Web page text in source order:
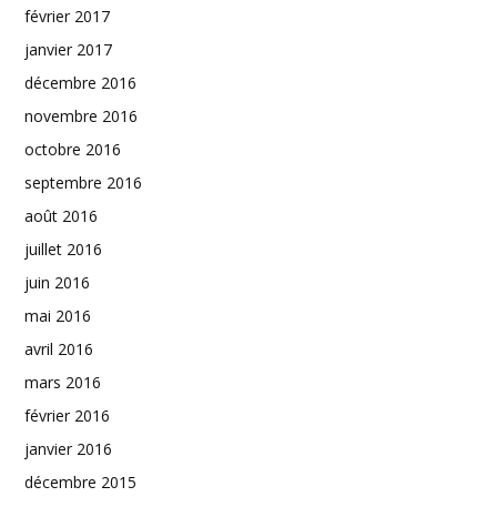
février 2017
janvier 2017
décembre 2016
novembre 2016
octobre 2016
septembre 2016
août 2016
juillet 2016
juin 2016
mai 2016
avril 2016
mars 2016
février 2016
janvier 2016
décembre 2015